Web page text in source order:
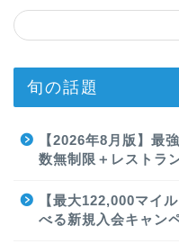
旬の話題
【2026年8月版】最
数無制限＋レストラ
【最大122,000マイ
べる新規入会キャン